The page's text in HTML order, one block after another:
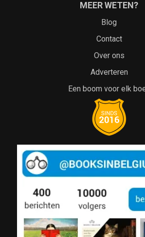
MEER WETEN?
Blog
Contact
Over ons
Adverteren
Een boom voor elk